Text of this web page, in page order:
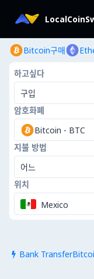
Bitcoin구매
하고싶다
구입
암호화폐
Bitcoin - BTC
지불 방법
어느
위치
Mexico
 Bank